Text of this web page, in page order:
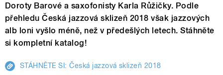
Doroty Barové a saxofonisty Karla Růžičky. Podle
přehledu Česká jazzová sklizeň 2018 však jazzových
alb loni vyšlo méně, než v předešlých letech. Stáhněte
si kompletní katalog!
STÁHNĚTE SI: Česká jazzová sklizeň 2018